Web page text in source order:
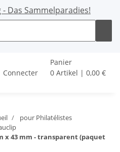
Connecter
Panier
0 Artikel | 0,00 €
pour Philatélistes
x 43 mm - transparent (paquet